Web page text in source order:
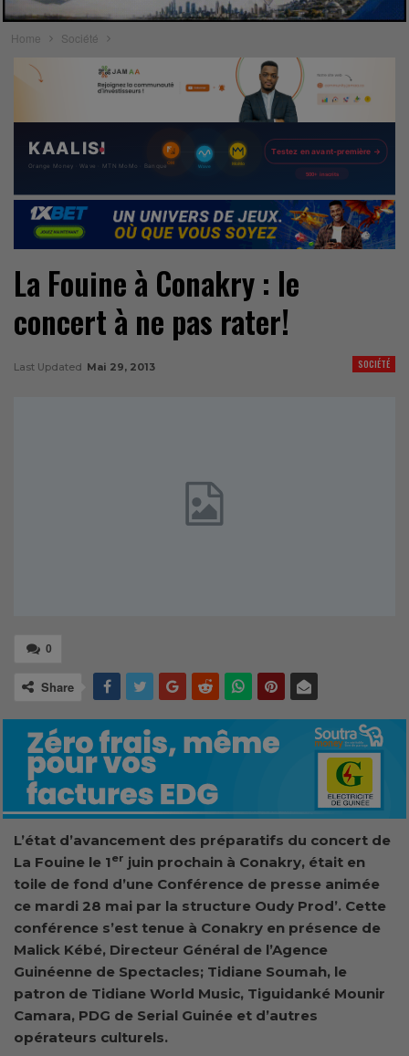
Home Société
La Fouine à Conakry : le
concert à ne pas rater!
SOCIÉTÉ
Last Updated Mai 29, 2013
0
Share
L’état d’avancement des préparatifs du concert de
La Fouine le 1er juin prochain à Conakry, était en
toile de fond d’une Conférence de presse animée
ce mardi 28 mai par la structure Oudy Prod’. Cette
conférence s’est tenue à Conakry en présence de
Malick Kébé, Directeur Général de l’Agence
Guinéenne de Spectacles; Tidiane Soumah, le
patron de Tidiane World Music, Tiguidanké Mounir
Camara, PDG de Serial Guinée et d’autres
opérateurs culturels.